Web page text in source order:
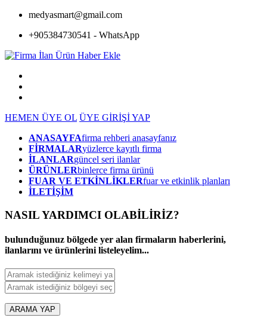
medyasmart@gmail.com
+905384730541 - WhatsApp
HEMEN ÜYE OL ÜYE GİRİŞİ YAP
ANASAYFAfirma rehberi anasayfanız
FİRMALARyüzlerce kayıtlı firma
İLANLARgüncel seri ilanlar
ÜRÜNLERbinlerce firma ürünü
FUAR VE ETKİNLİKLERfuar ve etkinlik planları
İLETİŞİM
NASIL YARDIMCI OLABİLİRİZ?
bulunduğunuz bölgede yer alan firmaların haberlerini,
ilanlarını ve ürünlerini listeleyelim...
ARAMA YAP